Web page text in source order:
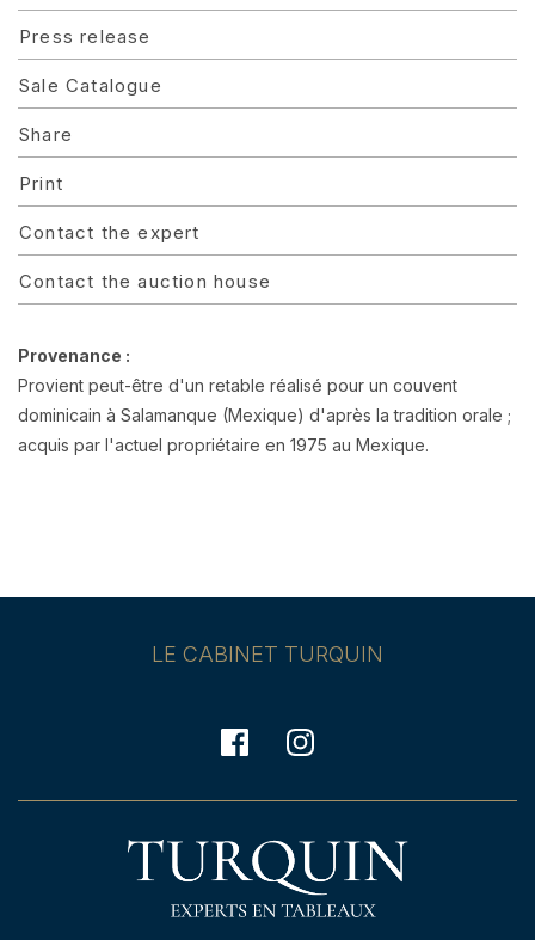
Press release
Sale Catalogue
Share
Print
Contact the expert
Contact the auction house
Provenance :
Provient peut-être d'un retable réalisé pour un couvent
dominicain à Salamanque (Mexique) d'après la tradition orale ;
acquis par l'actuel propriétaire en 1975 au Mexique.
LE CABINET TURQUIN